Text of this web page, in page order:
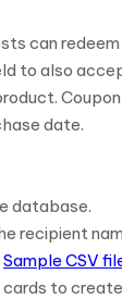
can
to also
date.
database.
name
Sample CSV
to